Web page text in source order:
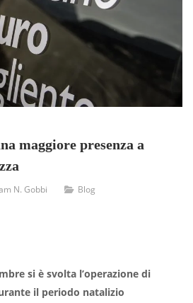
maggiore presenza a
N. Gobbi
Blog
si è svolta l’operazione di
il periodo natalizio